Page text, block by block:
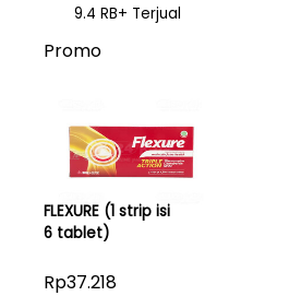
9.4 RB+ Terjual
Promo
FLEXURE (1 strip isi
6 tablet)
Rp37.218